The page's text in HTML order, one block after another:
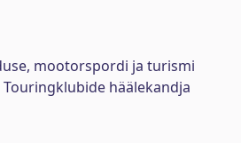
mootorspordi ja turismi
häälekandja